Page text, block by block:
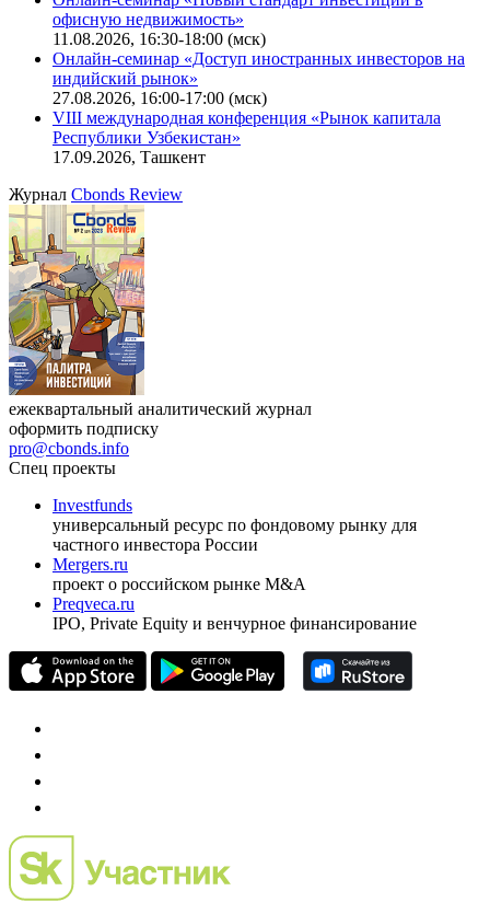
офисную недвижимость»
11.08.2026, 16:30-18:00 (мск)
Онлайн-семинар «Доступ иностранных инвесторов на
индийский рынок»
27.08.2026, 16:00-17:00 (мск)
VIII международная конференция «Рынок капитала
Республики Узбекистан»
17.09.2026, Ташкент
Журнал Cbonds Review
ежеквартальный аналитический журнал
оформить подписку
pro@cbonds.info
Спец проекты
Investfunds
универсальный ресурс по фондовому рынку для
частного инвестора России
Mergers.ru
проект о российском рынке M&A
Preqveca.ru
IPO, Private Equity и венчурное финансирование